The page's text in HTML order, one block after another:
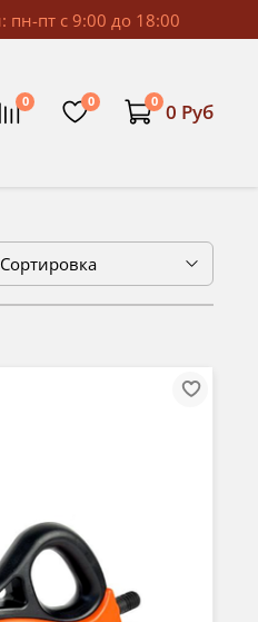
пн-пт с 9:00 до 18:00
0 0 0 0 Руб